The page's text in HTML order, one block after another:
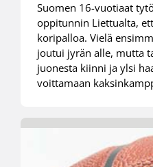
Suomen 16-vuotiaat
oppitunnin Liettualta,
koripalloa. Vielä
joutui jyrän alle, mutta
juonesta kiinni ja ylsi
voittamaan